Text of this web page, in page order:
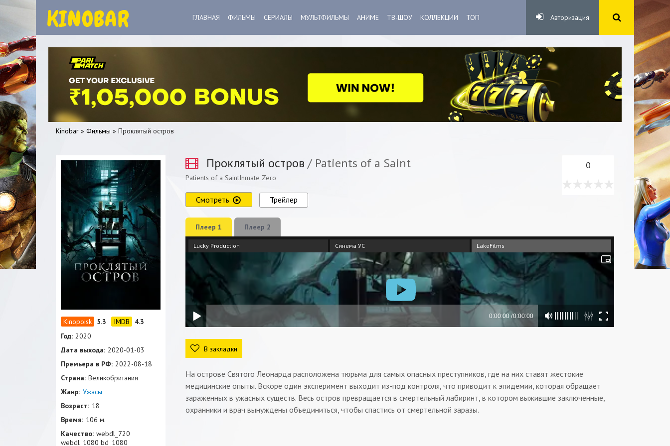
ГЛАВНАЯ ФИЛЬМЫ СЕРИАЛЫ МУЛЬТФИЛЬМЫ АНИМЕ ТВ-ШОУ КОЛЛЕКЦИИ ТОП Авторизация
Kinobar » Фильмы » Проклятый остров
Проклятый остров / Patients of a Saint
Patients of a SaintInmate Zero
0
0
1 2
Смотреть Трейлер
Плеер 1 Плеер 2
Lucky Production Синема УС LakeFilms
В закладки
На острове Святого Леонарда расположена тюрьма для самых опасных преступников, где на них ставят жестокие
медицинские опыты. Вскоре один эксперимент выходит из-под контроля, что приводит к эпидемии, которая обращает
зараженных в ужасных существ. Весь остров превращается в смертельный лабиринт, в котором выжившие заключенные,
охранники и врач вынуждены объединиться, чтобы спастись от смертельной заразы.
5.3
4.3
Год: 2020
Дата выхода: 2020-01-03
Премьера в РФ: 2022-08-18
Страна: Великобритания
Жанр: Ужасы
Возраст: 18
Время: 106 м.
Качество: webdl_720
webdl_1080 bd_1080